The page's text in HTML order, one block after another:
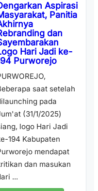
Aspirasi
Panitia
dan
Hari Jadi ke-
Purworejo
saat setelah
pada
(31/1/2025)
logo Hari Jadi
194 Kabupaten
mendapat
dan masukan
...